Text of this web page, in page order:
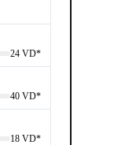
24 VD*
40 VD*
18 VD*